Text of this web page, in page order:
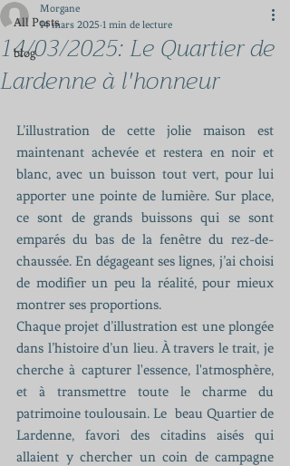
All Posts
blog
14/03/2025: Le Quartier de
Lardenne à l'honneur
Morgane
14 mars 2025 1 min de lecture
L’illustration de cette jolie maison est
maintenant achevée et restera en noir et
blanc, avec un buisson tout vert, pour lui
apporter une pointe de lumière. Sur place,
ce sont de grands buissons qui se sont
emparés du bas de la fenêtre du rez-de-
chaussée. En dégageant ses lignes, j’ai choisi
de modifier un peu la réalité, pour mieux
montrer ses proportions.
Chaque projet d’illustration est une plongée
dans l’histoire d’un lieu. À travers le trait, je
cherche à capturer l'essence, l'atmosphère,
et à transmettre toute le charme du
patrimoine toulousain. Le  beau Quartier de
Lardenne, favori des citadins aisés qui
allaient y chercher un coin de campagne